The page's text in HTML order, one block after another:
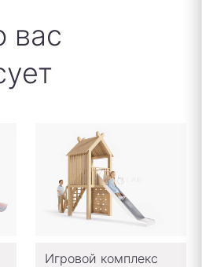
вас
Игровой комплекс